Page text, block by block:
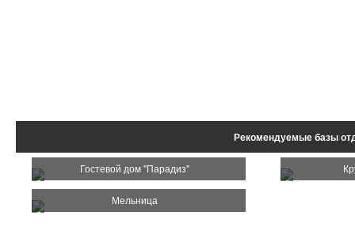
Рекомендуемые базы
Гостевой дом "Парадиз"
Мельница